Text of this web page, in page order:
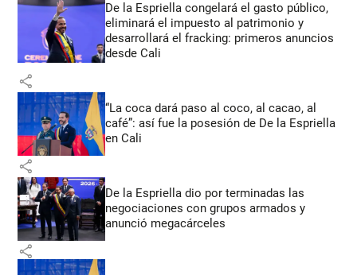
De la Espriella congelará el gasto público,
eliminará el impuesto al patrimonio y
desarrollará el fracking: primeros anuncios
desde Cali
share
“La coca dará paso al coco, al cacao, al
café”: así fue la posesión de De la Espriella
en Cali
share
De la Espriella dio por terminadas las
negociaciones con grupos armados y
anunció megacárceles
share